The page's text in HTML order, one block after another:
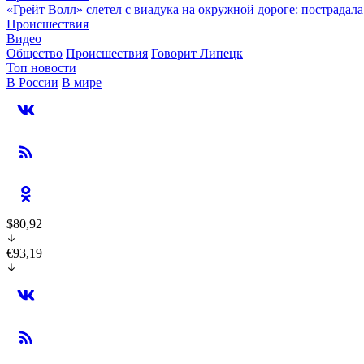
«Грейт Волл» слетел с виадука на окружной дороге:
Происшествия
Видео
Общество Происшествия Говорит Липецк
Топ новости
В России В мире
$80,92
€93,19